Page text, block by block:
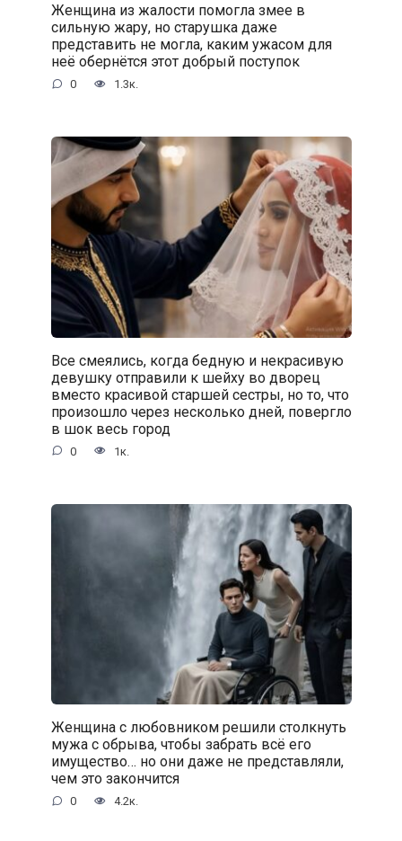
Женщина из жалости помогла змее в
сильную жару, но старушка даже
представить не могла, каким ужасом для
неё обернётся этот добрый поступок
0 1.3к.
Все смеялись, когда бедную и некрасивую
девушку отправили к шейху во дворец
вместо красивой старшей сестры, но то, что
произошло через несколько дней, повергло
в шок весь город
0 1к.
Женщина с любовником решили столкнуть
мужа с обрыва, чтобы забрать всё его
имущество… но они даже не представляли,
чем это закончится
0 4.2к.